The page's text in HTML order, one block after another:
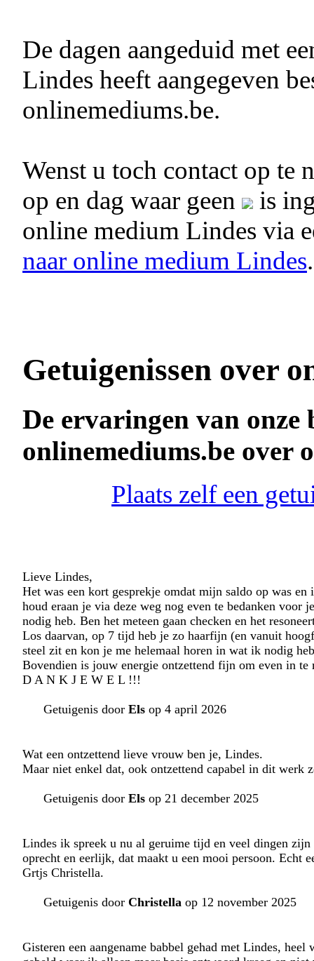
De dagen aangeduid met
Lindes heeft aangegeven
onlinemediums.be.
Wenst u toch contact op te
op en dag waar geen
is
online medium Lindes via
naar online medium Lindes.
Getuigenissen over
De ervaringen van onze
onlinemediums.be over
Plaats zelf een
Lieve Lindes,
Het was een kort gesprekje omdat mijn saldo op was
houd eraan je via deze weg nog even te bedanken
nodig heb. Ben het meteen gaan checken en het
Los daarvan, op 7 tijd heb je zo haarfijn (en vanuit
steel zit en kon je me helemaal horen in wat ik nodig
Bovendien is jouw energie ontzettend fijn om even in te
D A N K J E W E L !!!
Getuigenis door Els op 4 april 2026
Wat een ontzettend lieve vrouw ben je, Lindes.
Maar niet enkel dat, ook ontzettend capabel in dit
Getuigenis door Els op 21 december 2025
Lindes ik spreek u nu al geruime tijd en veel dingen
oprecht en eerlijk, dat maakt u een mooi persoon. Echt
Grtjs Christella.
Getuigenis door Christella op 12 november 2025
Gisteren een aangename babbel gehad met Lindes,